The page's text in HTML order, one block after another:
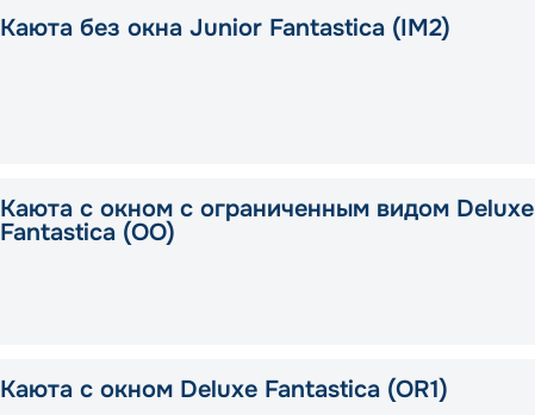
Каюта без окна Junior Fantastica (IM2)
Каюта с окном с ограниченным видом Deluxe
Fantastica (OO)
Каюта с окном Deluxe Fantastica (OR1)